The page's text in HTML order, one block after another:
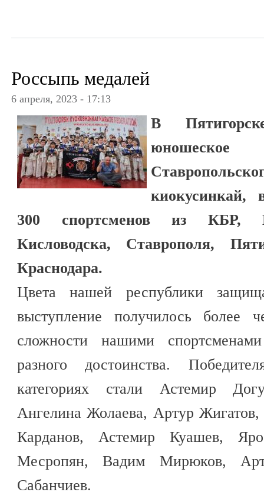
Россыпь медалей
6 апреля, 2023 - 17:13
В
киокусинкай,
300 спортсменов из КБР,
Кисловодска, Ставрополя,
Краснодара.
Цвета нашей республики
выступление получилось
сложности нашими
разного достоинства.
категориях стали Астемир
Ангелина Жолаева, Артур
Карданов, Астемир Куашев,
Месропян, Вадим Мирюков,
Сабанчиев.